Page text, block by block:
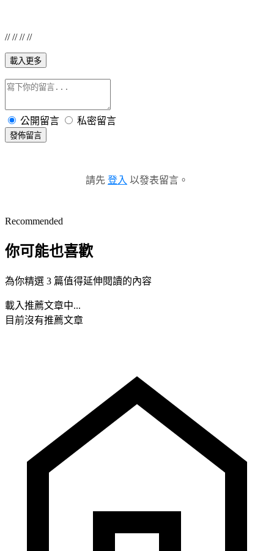
// // // //
載入更多
公開留言 私密留言
發佈留言
請先 登入 以發表留言。
Recommended
你可能也喜歡
為你精選 3 篇值得延伸閱讀的內容
載入推薦文章中...
目前沒有推薦文章